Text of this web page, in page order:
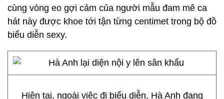
cùng vòng eo gợi cảm của người mẫu đam mê ca
hát này được khoe tới tận từng centimet trong bộ đồ
biểu diễn sexy.
Hiện tại, ngoài việc đi biểu diễn, Hà Anh đang